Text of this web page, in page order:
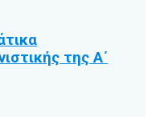
της Α΄